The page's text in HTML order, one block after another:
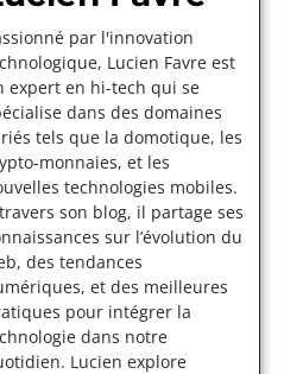
par l'innovation
Lucien Favre est
expert en hi-tech qui se
dans des domaines
tels que la domotique, les
monnaies, et les
technologies mobiles.
son blog, il partage ses
sur l’évolution du
des tendances
et des meilleures
pour intégrer la
dans notre
Lucien explore